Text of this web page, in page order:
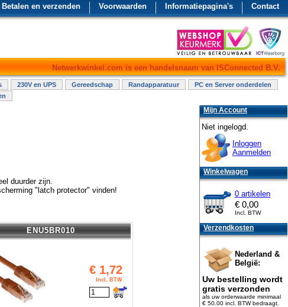
Contact
Informatiepagina's
Voorwaarden
Betalen en verzenden
Netwerkwinkel.com is een handelsnaam van ISConnected B.V.
230V en UPS Gereedschap Randapparatuur
PC en Server onderdelen
duurder zijn.
"latch protector" vinden!
ENU5BR010
€ 1,72
Incl. BTW
Mijn Account
Niet ingelogd.
Inloggen
Aanmelden
Winkelwagen
0 artikelen
€ 0,00
Incl. BTW
Verzendkosten
Nederland &
België:
Uw bestelling wordt
gratis verzonden
als uw orderwaarde minimaal
€ 50.00 incl. BTWbedraagt.